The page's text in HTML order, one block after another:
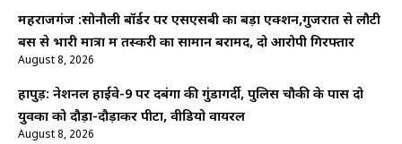
महराजगंज :सोनौली बॉर्डर पर एसएसबी का बड़ा एक्शन,गुजरात से लौटी
बस से भारी मात्रा में तस्करी का सामान बरामद, दो आरोपी गिरफ्तार
August 8, 2026
हापुड़: नेशनल हाईवे-9 पर दबंगों की गुंडागर्दी, पुलिस चौकी के पास दो
युवकों को दौड़ा-दौड़ाकर पीटा, वीडियो वायरल
August 8, 2026